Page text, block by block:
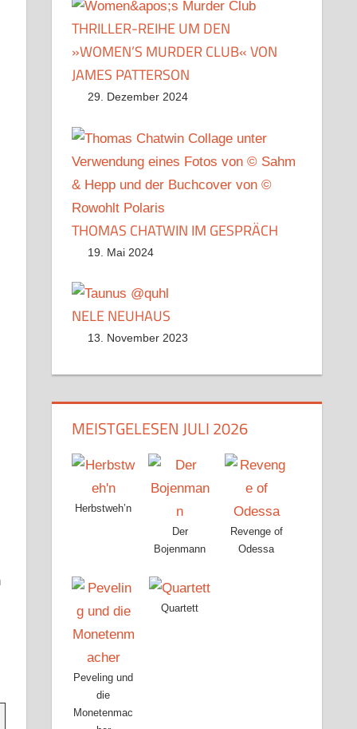
THRILLER-REIHE UM DEN
»WOMEN’S MURDER CLUB« VON
JAMES PATTERSON
29. Dezember 2024
THOMAS CHATWIN IM GESPRÄCH
19. Mai 2024
NELE NEUHAUS
13. November 2023
MEISTGELESEN JULI 2026
Herbstweh’n
Der
Bojenmann
Revenge of
Odessa
Peveling und
die
Monetenmac
Quartett